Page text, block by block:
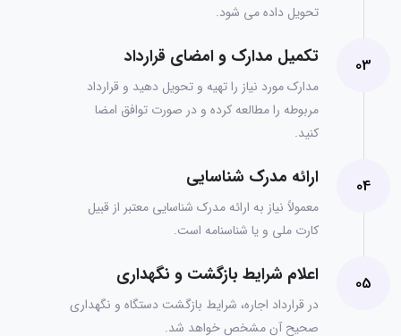
تحویل داده می شود.
03 تکمیل مدارک و امضای قرارداد
مدارک مورد نیاز را تهیه و تحویل دهید و قرارداد
مربوطه را مطالعه کرده و در صورت توافق امضا
کنید.
04 ارائه مدرک شناسایی
معمولاً نیاز به ارائه مدرک شناسایی معتبر از قبیل
کارت ملی و یا شناسنامه است.
05 اعلام شرایط بازگشت و نگهداری
در قرارداد اجاره، شرایط بازگشت دستگاه و نگهداری
صحیح آن مشخص خواهد شد.